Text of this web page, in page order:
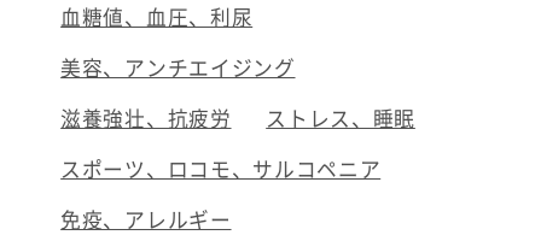
血糖値、血圧、利尿
美容、アンチエイジング
滋養強壮、抗疲労
ストレス、睡眠
スポーツ、ロコモ、サルコペニア
免疫、アレルギー